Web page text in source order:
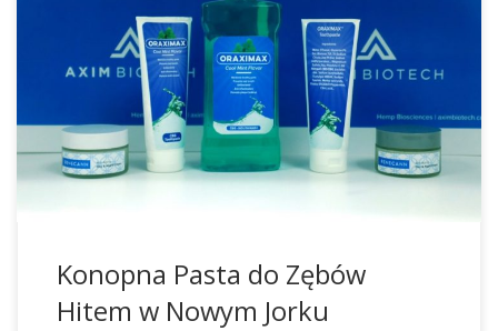
Jak wynika z niedawno przeprowadzonych badań, palenie
marihuany może powodować choroby dziąseł oraz
próchnicę. Okazuje się również, że osoby, które nałogowo
używają marihuanę rzadziej używają nici dentystycznych i
rzadziej myją zęby niż ci, którzy nie używają konopi. Nowość
na rynku jaką jest pasta do zębów ze składnikami z konopi
może […]
Konopna Pasta do Zębów
Hitem w Nowym Jorku